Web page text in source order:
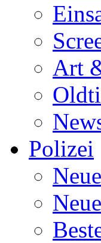
Art
Polizei